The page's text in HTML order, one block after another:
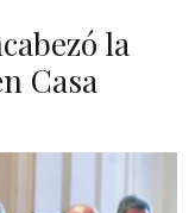
la
Casa